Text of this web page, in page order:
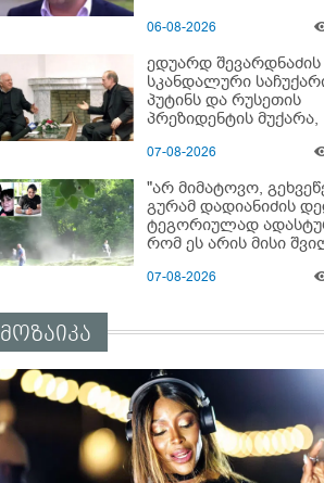
06-08-2026
ედუარდ შევარდნაძის
სკანდალური
პუტინს და რუსეთის
პრეზიდენტის მუქარა,
აასრულა
07-08-2026
"არ მიმატოვო,
გუ­რა­მ დადიანიძის
ტე­გო­რი­უ­ლად
რომ ეს არის მისი
07-08-2026
მოზაიკა